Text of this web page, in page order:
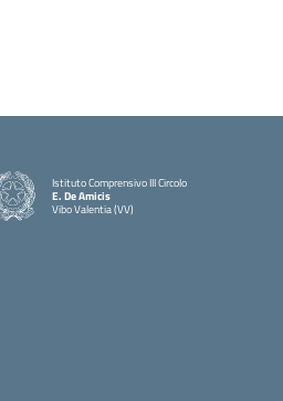
Istituto Comprensivo III Circolo
E. De Amicis
Vibo Valentia (VV)